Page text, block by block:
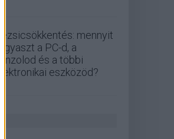
Rezsicsökkentés: mennyit
fogyaszt a PC-d, a
konzolod és a többi
elektronikai eszközöd?